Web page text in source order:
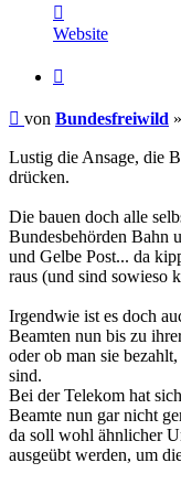
von
Bundesfreiwild
Website
Beitrag
von Bundesfreiwild »
Lustig die Ansage, die
drücken.
Die bauen doch alle
Bundesbehörden Bahn
und Gelbe Post... da
raus (und sind sowieso
Irgendwie ist es doch
Beamten nun bis zu
oder ob man sie
sind.
Bei der Telekom hat
Beamte nun gar nicht
da soll wohl ähnlicher
ausgeübt werden, um